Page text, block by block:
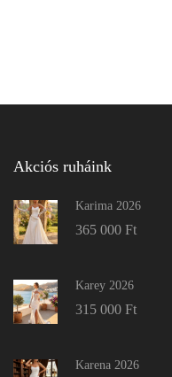
Akciós ruháink
Karima 2026
365 000 Ft
Karey 2026
315 000 Ft
Karena 2026